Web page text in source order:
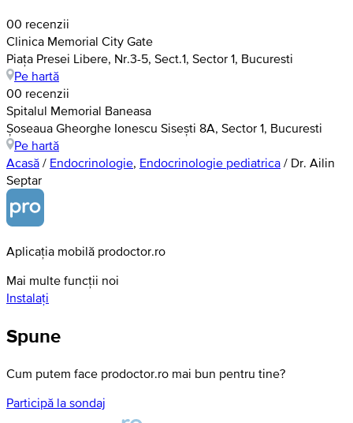
00 recenzii
Clinica Memorial City Gate
Piața Presei Libere, Nr.3-5, Sect.1, Sector 1, Bucuresti
Pe hartă
00 recenzii
Spitalul Memorial Baneasa
Șoseaua Gheorghe Ionescu Sisești 8A, Sector 1, Bucuresti
Pe hartă
Acasă / Endocrinologie, Endocrinologie pediatrica / Dr. Ailin
Septar
Aplicația mobilă prodoctor.ro
Mai multe funcții noi
Instalați
Spune
Cum putem face prodoctor.ro mai bun pentru tine?
Participă la sondaj